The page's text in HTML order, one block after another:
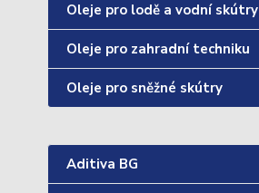
Oleje pro lodě a vodní skútry
Oleje pro zahradní techniku
Oleje pro sněžné skútry
Aditiva BG